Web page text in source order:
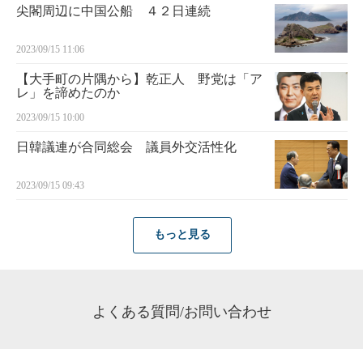
尖閣周辺に中国公船 ４２日連続
2023/09/15 11:06
【大手町の片隅から】乾正人 野党は「ア
レ」を諦めたのか
2023/09/15 10:00
日韓議連が合同総会 議員外交活性化
2023/09/15 09:43
もっと見る
よくある質問/お問い合わせ